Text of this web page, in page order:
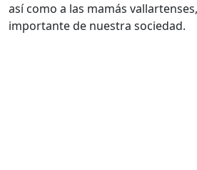
así como a las mamás
importante de nuestra sociedad.